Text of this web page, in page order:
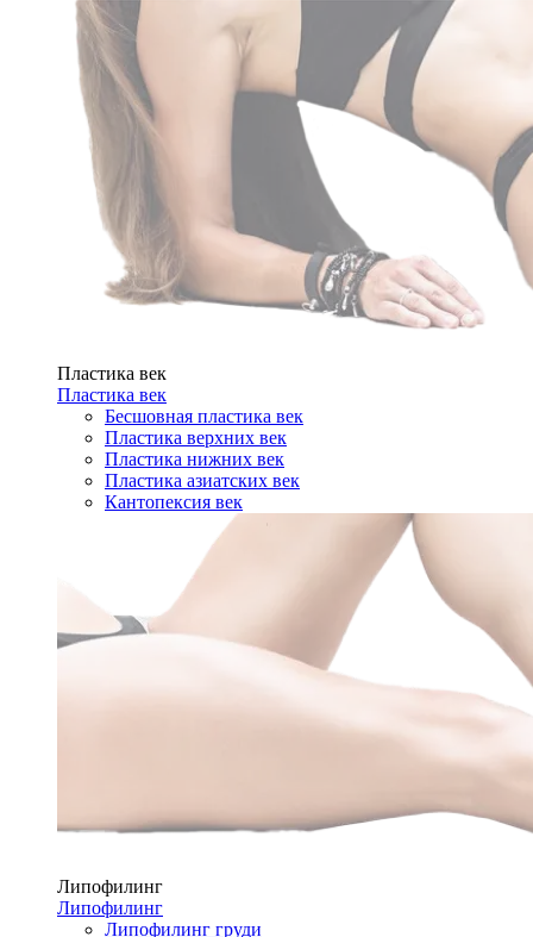
Пластика век
Пластика век
Бесшовная пластика век
Пластика верхних век
Пластика нижних век
Пластика азиатских век
Кантопексия век
Липофилинг
Липофилинг
Липофилинг груди